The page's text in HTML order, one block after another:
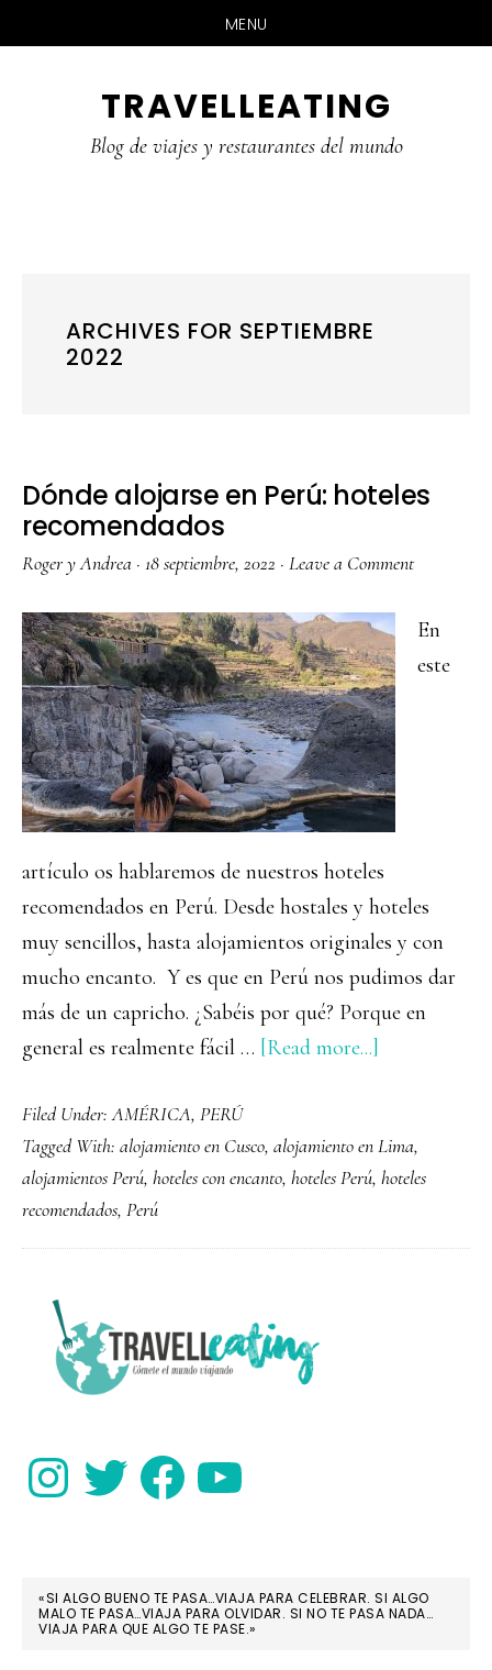
MENU
TRAVELLEATING
Blog de viajes y restaurantes del mundo
ARCHIVES FOR SEPTIEMBRE
2022
Dónde alojarse en Perú: hoteles
recomendados
Roger y Andrea · 18 septiembre, 2022 · Leave a Comment
En
este
artículo os hablaremos de nuestros hoteles
recomendados en Perú. Desde hostales y hoteles
muy sencillos, hasta alojamientos originales y con
mucho encanto. Y es que en Perú nos pudimos dar
más de un capricho. ¿Sabéis por qué? Porque en
general es realmente fácil … [Read more...]
en
Perú:
Filed Under:AMÉRICA, PERÚ
Tagged With: alojamiento en Cusco, alojamiento en Lima,
alojamientos Perú, hoteles con encanto, hoteles Perú, hoteles
recomendados, Perú
PRIMARY
SIDEBAR
InstagramTwitter FacebookYouTube
«SI ALGO BUENO TE PASA…VIAJA PARA CELEBRAR. SI ALGO
MALO TE PASA…VIAJA PARA OLVIDAR. SI NO TE PASA NADA…
VIAJA PARA QUE ALGO TE PASE.»